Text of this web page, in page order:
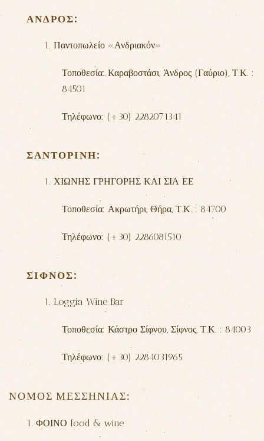
ΆΝΔΡΟΣ:
1. Παντοπωλείο «Ανδριακόν»
Τοποθεσία: Καραβοστάσι, Άνδρος (Γαύριο), Τ.Κ. :
84501
Τηλέφωνο: (+30) 2282071341
ΣΑΝΤΟΡΊΝΗ:
1. ΧΙΩΝΗΣ ΓΡΗΓΟΡΗΣ ΚΑΙ ΣΙΑ ΕΕ
Τοποθεσία: Ακρωτήρι, Θήρα, Τ.Κ. : 84700
Τηλέφωνο: (+30) 2286081510
ΣΊΦΝΟΣ:
1. Loggia Wine Bar
Τοποθεσία: Κάστρο Σίφνου, Σίφνος, Τ.Κ. : 84003
Τηλέφωνο: (+30) 2284031965
ΝΟΜΟΣ ΜΕΣΣΗΝΙΑΣ:
1. ΦΟΙΝΟ food & wine